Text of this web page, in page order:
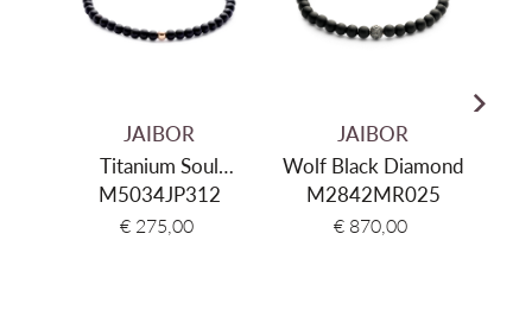
JAIBOR
Titanium Soul
Ceramics Onyx
M5034JP312
€ 275,00
JAIBOR
Wolf Black Diamond
M2842MR025
€ 870,00